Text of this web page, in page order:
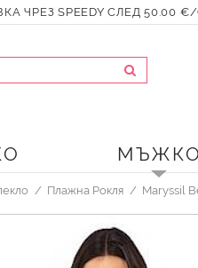
ЧРЕЗ SPEEDY СЛЕД 50.00 €/
Плажна Рокля Maryssil